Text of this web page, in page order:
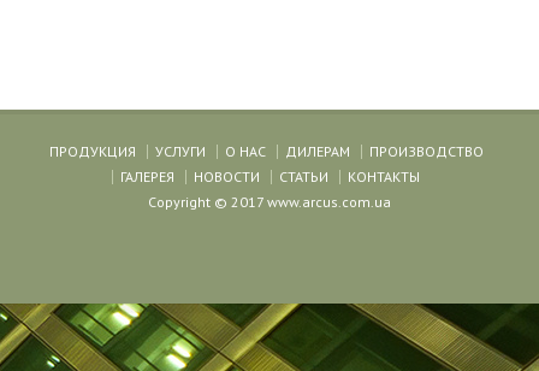
ПРОДУКЦИЯ УСЛУГИ О НАС ДИЛЕРАМ
ПРОИЗВОДСТВО
ГАЛЕРЕЯ
НОВОСТИ СТАТЬИ
КОНТАКТЫ
Copyright © 2017 www.arcus.com.ua